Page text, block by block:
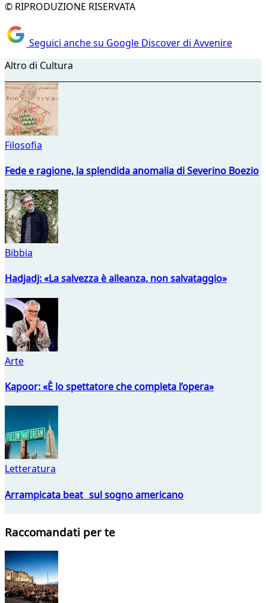
© RIPRODUZIONE RISERVATA
Seguici anche su Google Discover di Avvenire
Altro di Cultura
Filosofia
Fede e ragione, la splendida anomalia di Severino Boezio
Bibbia
Hadjadj: «La salvezza è alleanza, non salvataggio»
Arte
Kapoor: «È lo spettatore che completa l’opera»
Letteratura
Arrampicata beat sul sogno americano
Raccomandati per te